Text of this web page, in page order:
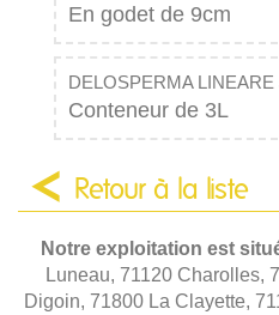
En godet de 9cm
DELOSPERMA
Conteneur de 3L
Retour à la liste
Notre exploitation est
Luneau, 71120 Charolles,
Digoin, 71800 La Clayette,